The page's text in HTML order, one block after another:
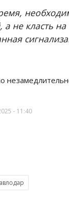
не класть
- 11:40